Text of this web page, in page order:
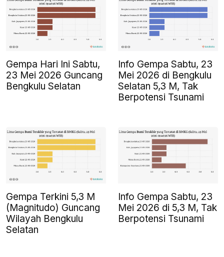
Gempa Hari Ini Sabtu,
23 Mei 2026 Guncang
Bengkulu Selatan
Info Gempa Sabtu, 23
Mei 2026 di Bengkulu
Selatan 5,3 M, Tak
Berpotensi Tsunami
Gempa Terkini 5,3 M
(Magnitudo) Guncang
Wilayah Bengkulu
Selatan
Info Gempa Sabtu, 23
Mei 2026 di 5,3 M, Tak
Berpotensi Tsunami